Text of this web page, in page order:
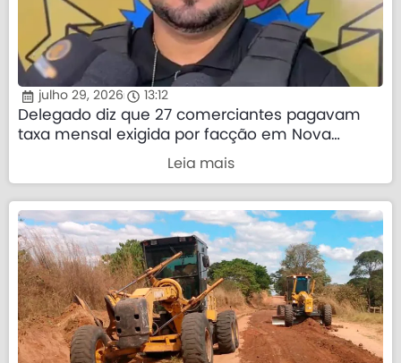
julho 29, 2026 13:12
Delegado diz que 27 comerciantes pagavam
taxa mensal exigida por facção em Nova
Leia mais